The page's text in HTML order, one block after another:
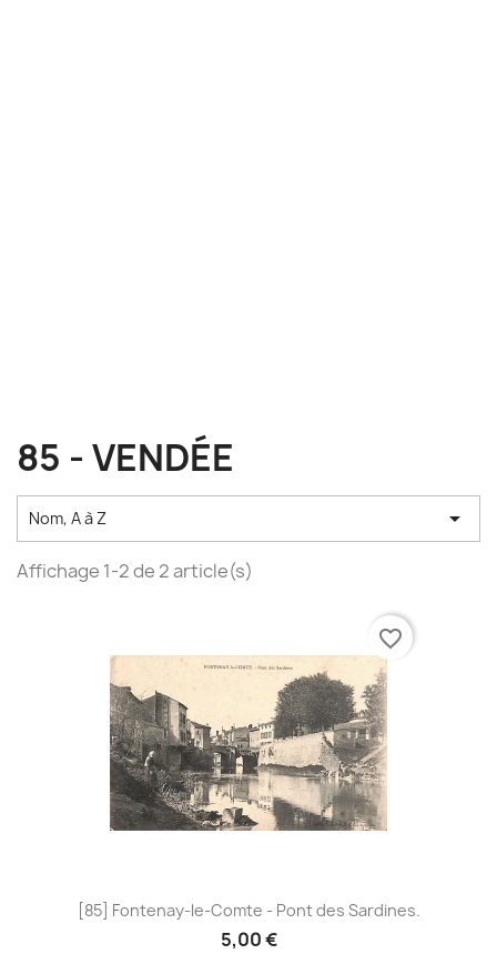
85 - VENDÉE
Nom, A à Z 
Affichage 1-2 de 2 article(s)
[85] Fontenay-le-Comte - Pont des Sardines.
5,00 €
favorite_border